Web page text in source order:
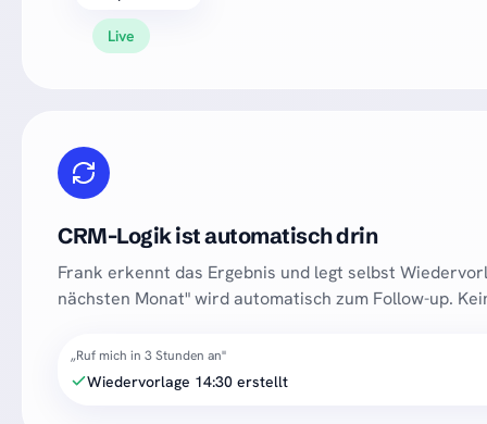
Live
CRM-Logik ist automatisch drin
Frank erkennt das Ergebnis und legt selbst
nächsten Monat" wird automatisch zum Follow-up.
„Ruf mich in 3 Stunden an"
Wiedervorlage 14:30 erstellt